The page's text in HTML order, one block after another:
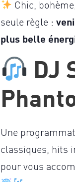
Chic,
seule règle :
plus belle
DJ
Une
classiques, hits
pour vous